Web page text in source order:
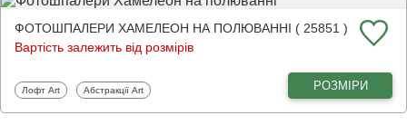
ФОТОШПАЛЕРИ ХАМЕЛЕОН НА ПОЛЮВАННІ ( 25851 )
Вартість залежить від розмірів
Фотошпалери
Лофт Art Фотошпалери
Абстракції Art РОЗМІРИ